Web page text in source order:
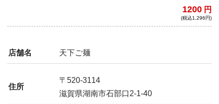
1200 円
(税込1,296円)
店舗名 天下ご麺
住所
〒520-3114
滋賀県湖南市石部口2-1-40